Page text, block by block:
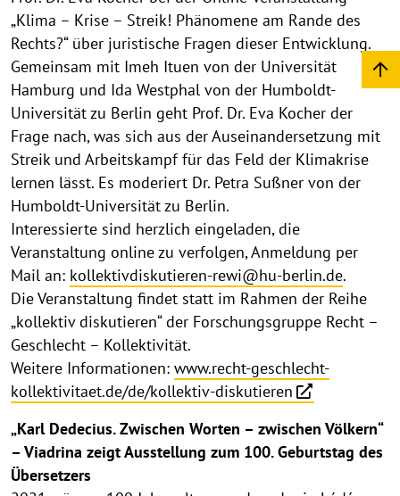
„Klima – Krise – Streik! Phänomene am Rande des
Rechts?“ über juristische Fragen dieser Entwicklung.
Gemeinsam mit Imeh Ituen von der Universität
Hamburg und Ida Westphal von der Humboldt-
Universität zu Berlin geht Prof. Dr. Eva Kocher der
Frage nach, was sich aus der Auseinandersetzung mit
Streik und Arbeitskampf für das Feld der Klimakrise
lernen lässt. Es moderiert Dr. Petra Sußner von der
Humboldt-Universität zu Berlin.
Interessierte sind herzlich eingeladen, die
Veranstaltung online zu verfolgen, Anmeldung per
Mail an: kollektivdiskutieren-rewi@hu-berlin.de.
Die Veranstaltung findet statt im Rahmen der Reihe
„kollektiv diskutieren“ der Forschungsgruppe Recht –
Geschlecht – Kollektivität.
Weitere Informationen: www.recht-geschlecht-
kollektivitaet.de/de/kollektiv-diskutieren
„Karl Dedecius. Zwischen Worten – zwischen Völkern“
– Viadrina zeigt Ausstellung zum 100. Geburtstag des
Übersetzers